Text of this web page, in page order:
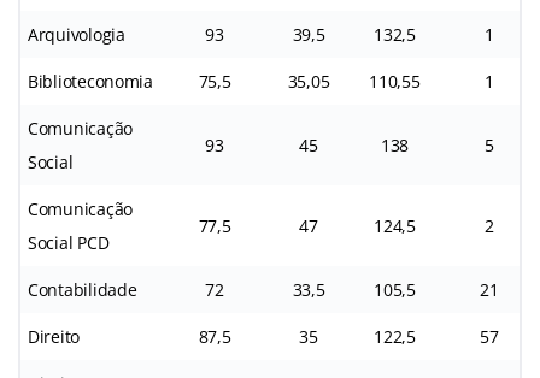
Arquivologia 93 39,5 132,5 1
Biblioteconomia 75,5 35,05 110,55 1
Comunicação
Social
93 45 138 5
Comunicação
Social PCD
77,5 47 124,5 2
Contabilidade 72 33,5 105,5 21
Direito 87,5 35 122,5 57